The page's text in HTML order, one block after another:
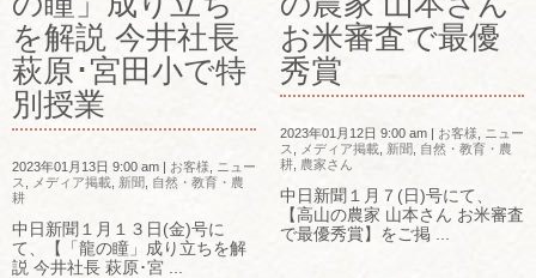
を解説 今井社長
萩原･宮田小で特
別授業
2023年01月13日 9:00 am | お客様
ニュー
ス
メディア掲載 新聞
自然・教育・農
耕
中日新聞１月１３日(金)号に
て、【「龍の瞳」成り立ちを解
説 今井社長 萩原･宮 ...
お米審査で最優
秀賞
2023年01月12日 9:00 am | お客様
ニュー
ス
メディア掲載 新聞
自然・教育・農
耕 農家さん
中日新聞１月７(日)号にて、
【高山の農家 山本さん お米審査
で最優秀賞】をご掲 ...